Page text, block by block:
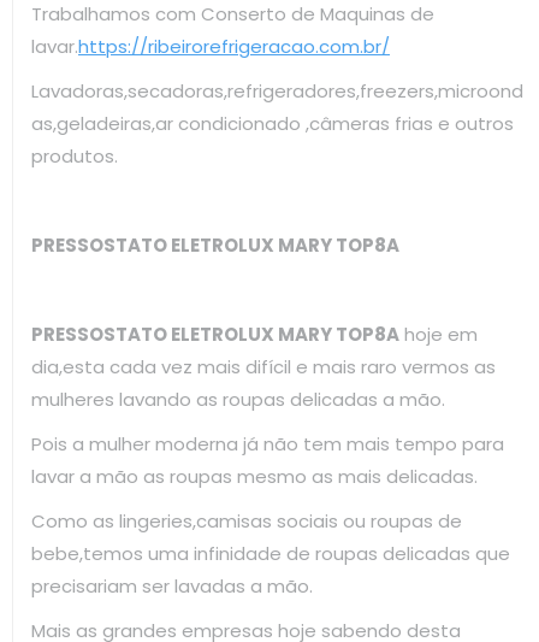
Trabalhamos com Conserto de Maquinas de
lavar.https://ribeirorefrigeracao.com.br/
Lavadoras,secadoras,refrigeradores,freezers,microond
as,geladeiras,ar condicionado ,câmeras frias e outros
produtos.
PRESSOSTATO ELETROLUX MARY TOP8A
PRESSOSTATO ELETROLUX MARY TOP8Ahoje em
dia,esta cada vez mais difícil e mais raro vermos as
mulheres lavando as roupas delicadas a mão.
Pois a mulher moderna já não tem mais tempo para
lavar a mão as roupas mesmo as mais delicadas.
Como as lingeries,camisas sociais ou roupas de
bebe,temos uma infinidade de roupas delicadas que
precisariam ser lavadas a mão.
Mais as grandes empresas hoje sabendo desta